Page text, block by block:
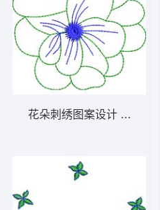
系列5千针以下
花朵刺绣图案设计 免费小